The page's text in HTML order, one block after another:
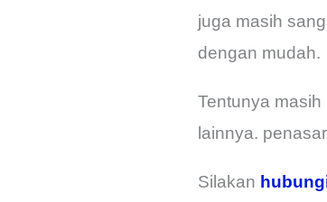
juga masih
dengan mudah.
Tentunya
lainnya.
Silakan